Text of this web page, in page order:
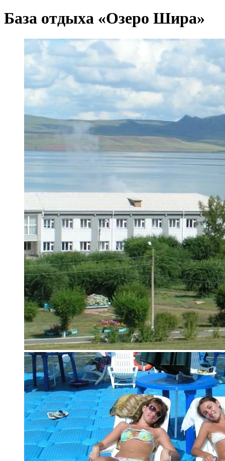
База отдыха «Озеро Шира»